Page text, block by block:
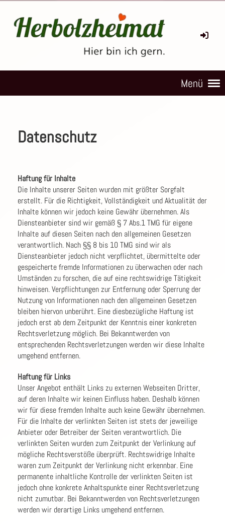
Menü
Datenschutz
Haftung für Inhalte
Die Inhalte unserer Seiten wurden mit größter Sorgfalt
erstellt. Für die Richtigkeit, Vollständigkeit und Aktualität der
Inhalte können wir jedoch keine Gewähr übernehmen. Als
Diensteanbieter sind wir gemäß § 7 Abs.1 TMG für eigene
Inhalte auf diesen Seiten nach den allgemeinen Gesetzen
verantwortlich. Nach §§ 8 bis 10 TMG sind wir als
Diensteanbieter jedoch nicht verpflichtet, übermittelte oder
gespeicherte fremde Informationen zu überwachen oder nach
Umständen zu forschen, die auf eine rechtswidrige Tätigkeit
hinweisen. Verpflichtungen zur Entfernung oder Sperrung der
Nutzung von Informationen nach den allgemeinen Gesetzen
bleiben hiervon unberührt. Eine diesbezügliche Haftung ist
jedoch erst ab dem Zeitpunkt der Kenntnis einer konkreten
Rechtsverletzung möglich. Bei Bekanntwerden von
entsprechenden Rechtsverletzungen werden wir diese Inhalte
umgehend entfernen.
Haftung für Links
Unser Angebot enthält Links zu externen Webseiten Dritter,
auf deren Inhalte wir keinen Einfluss haben. Deshalb können
wir für diese fremden Inhalte auch keine Gewähr übernehmen.
Für die Inhalte der verlinkten Seiten ist stets der jeweilige
Anbieter oder Betreiber der Seiten verantwortlich. Die
verlinkten Seiten wurden zum Zeitpunkt der Verlinkung auf
mögliche Rechtsverstöße überprüft. Rechtswidrige Inhalte
waren zum Zeitpunkt der Verlinkung nicht erkennbar. Eine
permanente inhaltliche Kontrolle der verlinkten Seiten ist
jedoch ohne konkrete Anhaltspunkte einer Rechtsverletzung
nicht zumutbar. Bei Bekanntwerden von Rechtsverletzungen
werden wir derartige Links umgehend entfernen.